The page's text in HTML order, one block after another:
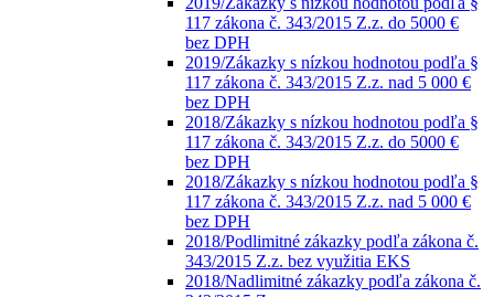
117 zákona č. 343/2015 Z.z. do 5000 €
bez DPH
2019/Zákazky s nízkou hodnotou podľa §
117 zákona č. 343/2015 Z.z. nad 5 000 €
bez DPH
2018/Zákazky s nízkou hodnotou podľa §
117 zákona č. 343/2015 Z.z. do 5000 €
bez DPH
2018/Zákazky s nízkou hodnotou podľa §
117 zákona č. 343/2015 Z.z. nad 5 000 €
bez DPH
2018/Podlimitné zákazky podľa zákona č.
343/2015 Z.z. bez využitia EKS
2018/Nadlimitné zákazky podľa zákona č.